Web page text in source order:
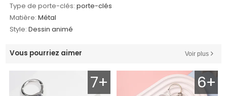
Type de porte-clés: porte-clés
Matière: Métal
Style: Dessin animé
Vous pourriez aimer Voir plus
7+ 6+